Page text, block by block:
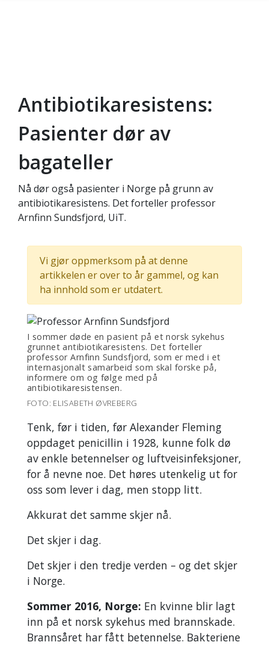
Gå til hovedinnhold
Antibiotikaresistens:
Pasienter dør av
bagateller
Nå dør også pasienter i Norge på grunn av
antibiotikaresistens. Det forteller professor
Arnfinn Sundsfjord, UiT.
Vi gjør oppmerksom på at denne
artikkelen er over to år gammel, og kan
ha innhold som er utdatert.
I sommer døde en pasient på et norsk sykehus
grunnet antibiotikaresistens. Det forteller
professor Arnfinn Sundsfjord, som er med i et
internasjonalt samarbeid som skal forske på,
informere om og følge med på
antibiotikaresistensen.
FOTO: ELISABETH ØVREBERG
Tenk, før i tiden, før Alexander Fleming
oppdaget penicillin i 1928, kunne folk dø
av enkle betennelser og luftveisinfeksjoner,
for å nevne noe. Det høres utenkelig ut for
oss som lever i dag, men stopp litt.
Akkurat det samme skjer nå.
Det skjer i dag.
Det skjer i den tredje verden – og det skjer
i Norge.
Sommer 2016, Norge: En kvinne blir lagt
inn på et norsk sykehus med brannskade.
Brannsåret har fått betennelse. Bakteriene